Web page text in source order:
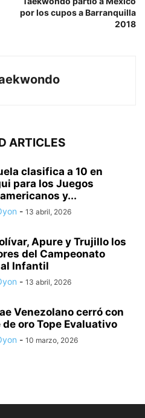
por los cupos a Barranquilla
2018
ARTICLES
clasifica a 10 en
para los Juegos
y...
- 13 abril, 2026
Apure y Trujillo los
del Campeonato
Infantil
- 13 abril, 2026
Venezolano cerró con
oro Tope Evaluativo
- 10 marzo, 2026